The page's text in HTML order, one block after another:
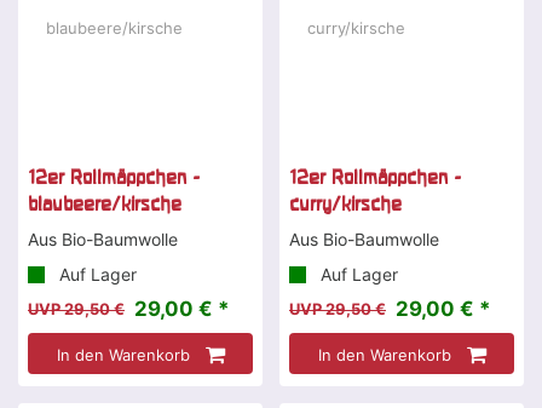
12er Rollmäppchen -
blaubeere/kirsche
Aus Bio-Baumwolle
Auf Lager
UVP 29,50 € 29,00 € *
In den Warenkorb
12er Rollmäppchen -
curry/kirsche
Aus Bio-Baumwolle
Auf Lager
UVP 29,50 € 29,00 € *
In den Warenkorb